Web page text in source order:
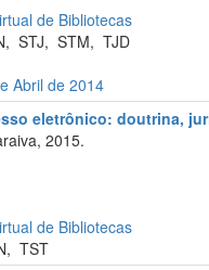
de Bibliotecas
,STJ,STM,TJD
Abril de 2014
eletrônico: doutrina,
2015.
de Bibliotecas
,TST